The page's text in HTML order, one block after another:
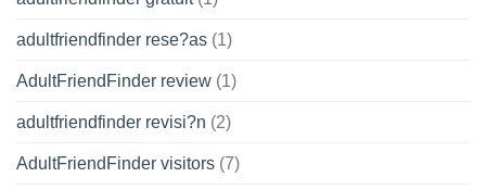
adultfriendfinder rese?as (1)
AdultFriendFinder review (1)
adultfriendfinder revisi?n (2)
AdultFriendFinder visitors (7)